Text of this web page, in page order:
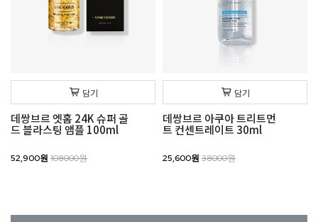
담기
데쌍브르 엣홈 24K 슈퍼 골
드 블라스팅 앰플 100ml
52,900원 108000원
담기
데쌍브르 아쿠아 트리트먼
트 컨센트레이트 30ml
25,600원 38000원